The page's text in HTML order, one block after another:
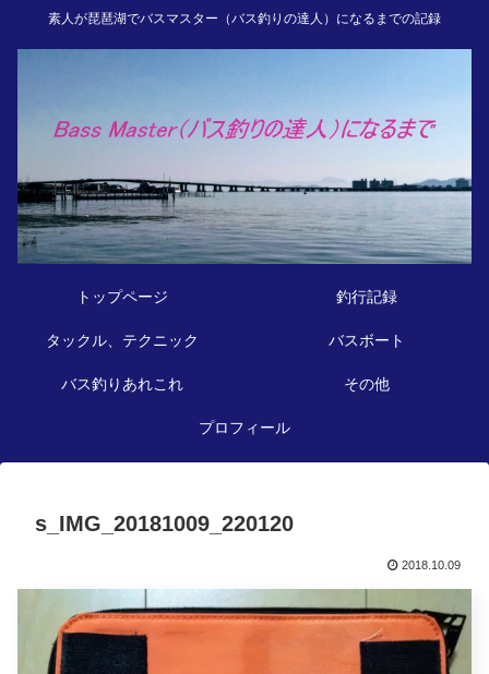
素人が琵琶湖でバスマスター（バス釣りの達人）になるまでの記録
トップページ 釣行記録
タックル、テクニック バスボート
バス釣りあれこれ その他
プロフィール
s_IMG_20181009_220120
2018.10.09